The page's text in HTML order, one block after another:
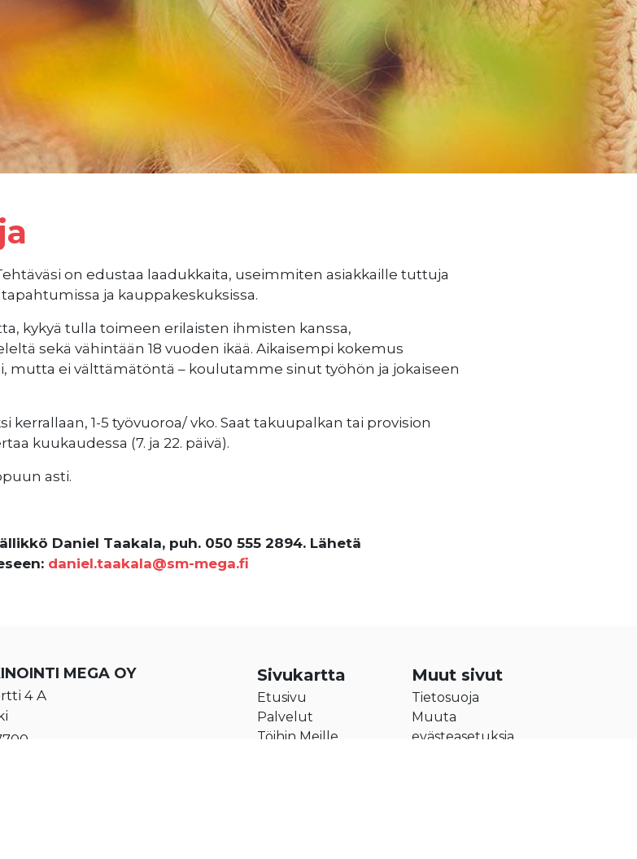
on edustaa laadukkaita, useimmiten asiakkaille tuttuja
ja kauppakeskuksissa.
kykyä tulla toimeen erilaisten ihmisten kanssa,
sekä vähintään 18 vuoden ikää. Aikaisempi kokemus
mutta ei välttämätöntä – koulutamme sinut työhön ja jokaiseen
kerrallaan, 1-5 työvuoroa/ vko. Saat takuupalkan tai provision
kuukaudessa (7. ja 22. päivä).
asti.
Daniel Taakala, puh. 050 555 2894. Lähetä
daniel.taakala@sm-mega.fi
MEGA OY
4 A
Sivukartta
Etusivu
Palvelut
Töihin Meille
Muut sivut
Tietosuoja
Muuta
evästeasetuksia